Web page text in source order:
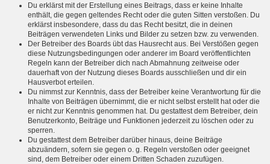
Du erklärst mit der Erstellung eines Beitrags, dass er keine Inhalte
enthält, die gegen geltendes Recht oder die guten Sitten verstoßen. Du
erklärst insbesondere, dass du das Recht besitzt, die in deinen
Beiträgen verwendeten Links und Bilder zu setzen bzw. zu verwenden.
Der Betreiber des Boards übt das Hausrecht aus. Bei Verstößen gegen
diese Nutzungsbedingungen oder anderer im Board veröffentlichten
Regeln kann der Betreiber dich nach Abmahnung zeitweise oder
dauerhaft von der Nutzung dieses Boards ausschließen und dir ein
Hausverbot erteilen.
Du nimmst zur Kenntnis, dass der Betreiber keine Verantwortung für die
Inhalte von Beiträgen übernimmt, die er nicht selbst erstellt hat oder die
er nicht zur Kenntnis genommen hat. Du gestattest dem Betreiber, dein
Benutzerkonto, Beiträge und Funktionen jederzeit zu löschen oder zu
sperren.
Du gestattest dem Betreiber darüber hinaus, deine Beiträge
abzuändern, sofern sie gegen o. g. Regeln verstoßen oder geeignet
sind, dem Betreiber oder einem Dritten Schaden zuzufügen.